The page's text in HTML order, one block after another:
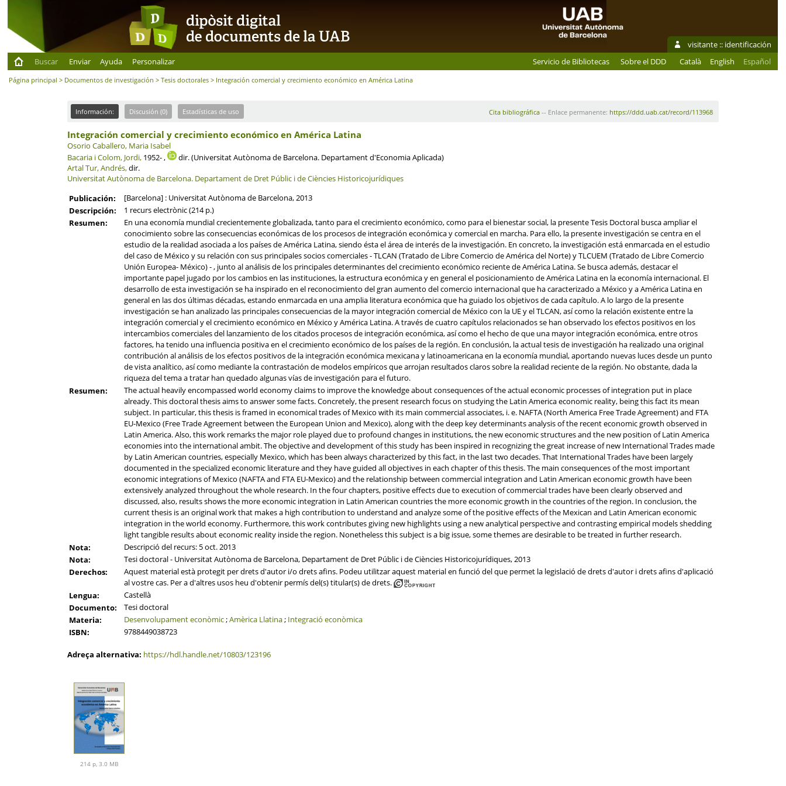
visitante :: identificación
Buscar
Enviar Ayuda Personalizar Servicio de Bibliotecas Sobre el DDD Català English Español
Página principal > Documentos de investigación >Tesis doctorales > Integración comercial y crecimiento económico en América Latina
Información: Discusión (0) Estadísticas de uso Cita bibliográfica-- Enlace permanente: https://ddd.uab.cat/record/113968
Integración comercial y crecimiento económico en América Latina
Osorio Caballero, Maria Isabel
Bacaria i Colom, Jordi,1952- ,
dir. (Universitat Autònoma de Barcelona. Departament d'Economia Aplicada)
Artal Tur, Andrés,dir.
Universitat Autònoma de Barcelona. Departament de Dret Públic i de Ciències Historicojurídiques
Publicación:
[Barcelona] : Universitat Autònoma de Barcelona, 2013
Descripción:
1 recurs electrònic (214 p.)
Resumen:
En una economía mundial crecientemente globalizada, tanto para el crecimiento económico, como para el bienestar social, la presente Tesis Doctoral busca ampliar el
conocimiento sobre las consecuencias económicas de los procesos de integración económica y comercial en marcha. Para ello, la presente investigación se centra en el
estudio de la realidad asociada a los países de América Latina, siendo ésta el área de interés de la investigación. En concreto, la investigación está enmarcada en el estudio
del caso de México y su relación con sus principales socios comerciales - TLCAN (Tratado de Libre Comercio de América del Norte) y TLCUEM (Tratado de Libre Comercio
Unión Europea- México) - , junto al análisis de los principales determinantes del crecimiento económico reciente de América Latina. Se busca además, destacar el
importante papel jugado por los cambios en las instituciones, la estructura económica y en general el posicionamiento de América Latina en la economía internacional. El
desarrollo de esta investigación se ha inspirado en el reconocimiento del gran aumento del comercio internacional que ha caracterizado a México y a América Latina en
general en las dos últimas décadas, estando enmarcada en una amplia literatura económica que ha guiado los objetivos de cada capítulo. A lo largo de la presente
investigación se han analizado las principales consecuencias de la mayor integración comercial de México con la UE y el TLCAN, así como la relación existente entre la
integración comercial y el crecimiento económico en México y América Latina. A través de cuatro capítulos relacionados se han observado los efectos positivos en los
intercambios comerciales del lanzamiento de los citados procesos de integración económica, así como el hecho de que una mayor integración económica, entre otros
factores, ha tenido una influencia positiva en el crecimiento económico de los países de la región. En conclusión, la actual tesis de investigación ha realizado una original
contribución al análisis de los efectos positivos de la integración económica mexicana y latinoamericana en la economía mundial, aportando nuevas luces desde un punto
de vista analítico, así como mediante la contrastación de modelos empíricos que arrojan resultados claros sobre la realidad reciente de la región. No obstante, dada la
riqueza del tema a tratar han quedado algunas vías de investigación para el futuro.
Resumen:
The actual heavily encompassed world economy claims to improve the knowledge about consequences of the actual economic processes of integration put in place
already. This doctoral thesis aims to answer some facts. Concretely, the present research focus on studying the Latin America economic reality, being this fact its mean
subject. In particular, this thesis is framed in economical trades of Mexico with its main commercial associates, i. e. NAFTA (North America Free Trade Agreement) and FTA
EU-Mexico (Free Trade Agreement between the European Union and Mexico), along with the deep key determinants analysis of the recent economic growth observed in
Latin America. Also, this work remarks the major role played due to profound changes in institutions, the new economic structures and the new position of Latin America
economies into the international ambit. The objective and development of this study has been inspired in recognizing the great increase of new International Trades made
by Latin American countries, especially Mexico, which has been always characterized by this fact, in the last two decades. That International Trades have been largely
documented in the specialized economic literature and they have guided all objectives in each chapter of this thesis. The main consequences of the most important
economic integrations of Mexico (NAFTA and FTA EU-Mexico) and the relationship between commercial integration and Latin American economic growth have been
extensively analyzed throughout the whole research. In the four chapters, positive effects due to execution of commercial trades have been clearly observed and
discussed, also, results shows the more economic integration in Latin American countries the more economic growth in the countries of the region. In conclusion, the
current thesis is an original work that makes a high contribution to understand and analyze some of the positive effects of the Mexican and Latin American economic
integration in the world economy. Furthermore, this work contributes giving new highlights using a new analytical perspective and contrasting empirical models shedding
light tangible results about economic reality inside the region. Nonetheless this subject is a big issue, some themes are desirable to be treated in further research.
Nota:
Descripció del recurs: 5 oct. 2013
Nota:
Tesi doctoral - Universitat Autònoma de Barcelona, Departament de Dret Públic i de Ciències Historicojurídiques, 2013
Derechos:
Aquest material està protegit per drets d'autor i/o drets afins. Podeu utilitzar aquest material en funció del que permet la legislació de drets d'autor i drets afins d'aplicació
al vostre cas. Per a d'altres usos heu d'obtenir permís del(s) titular(s) de drets.
Lengua:
Castellà
Documento:
Tesi doctoral
Materia:
Desenvolupament econòmic;Amèrica Llatina; Integració econòmica
ISBN:
9788449038723
Adreça alternativa: https://hdl.handle.net/10803/123196
214 p, 3.0 MB